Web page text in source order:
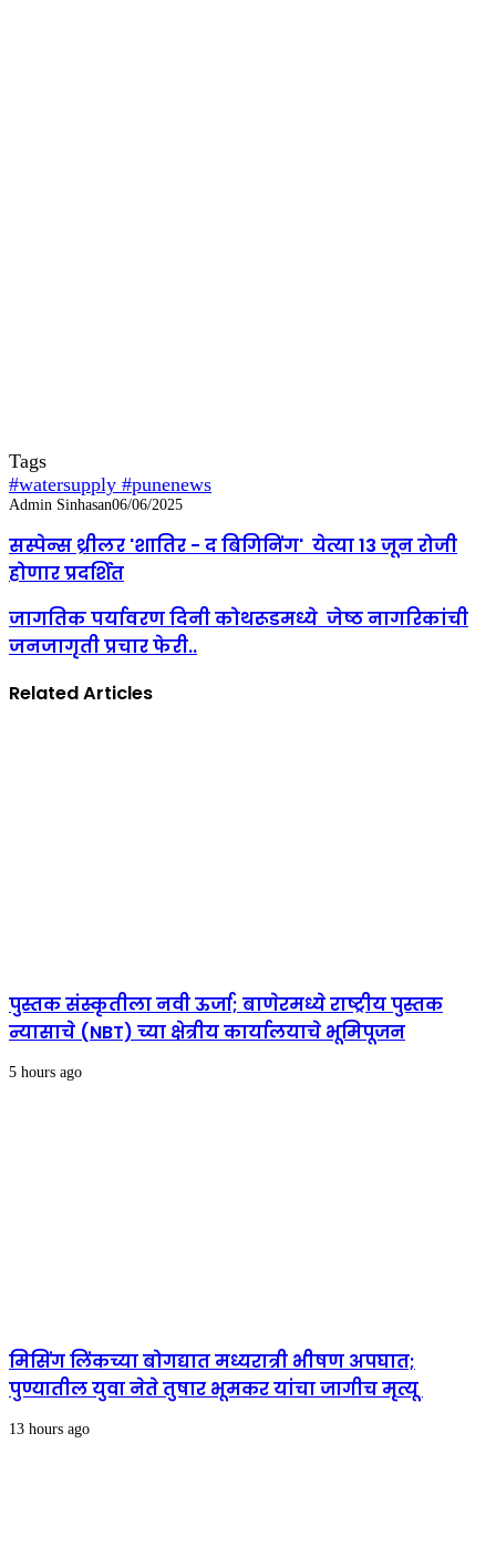
Tags
#watersupply #punenews
Admin Sinhasan06/06/2025
सस्पेन्स थ्रीलर 'शातिर - द बिगिनिंग' येत्या 13 जून रोजी
होणार प्रदर्शित
जागतिक पर्यावरण दिनी कोथरूडमध्ये जेष्ठ नागरिकांची
जनजागृती प्रचार फेरी..
Related Articles
पुस्तक संस्कृतीला नवी ऊर्जा; बाणेरमध्ये राष्ट्रीय पुस्तक
न्यासाचे (NBT) च्या क्षेत्रीय कार्यालयाचे भूमिपूजन
5 hours ago
मिसिंग लिंकच्या बोगद्यात मध्यरात्री भीषण अपघात;
पुण्यातील युवा नेते तुषार भूमकर यांचा जागीच मृत्यू
13 hours ago